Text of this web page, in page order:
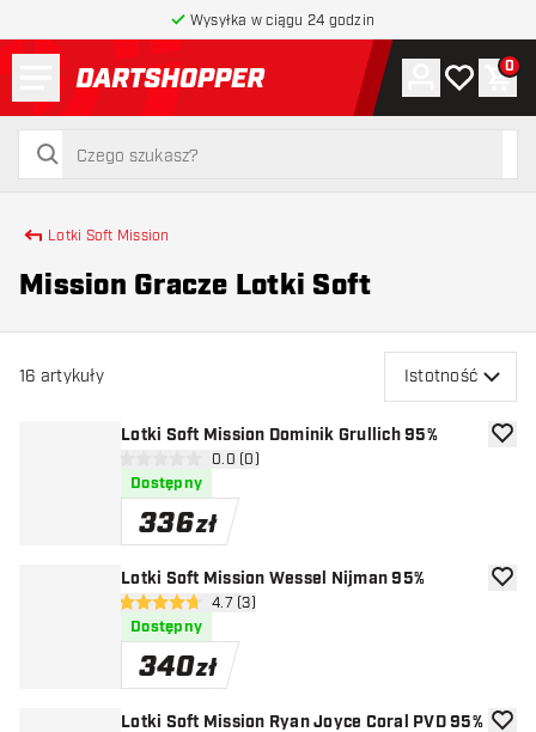
Wysyłka w ciągu 24 godzin
powrót do strony głównej
szukaj
szukaj
Konto
Moja lista
0
Lotki Soft Mission
Mission Gracze Lotki Soft
16 artykuły Istotność
Lotki Soft Mission Dominik Grullich 95%
otwórz panel recenzji
0 gwiazdki oceny0.0 (0)
Dostępny
336zł
Lotki Soft Mission Wessel Nijman 95%
otwórz panel recenzji
4.7 gwiazdki oceny
4.7 (3)
Dostępny
340zł
Lotki Soft Mission Ryan Joyce Coral PVD 95%